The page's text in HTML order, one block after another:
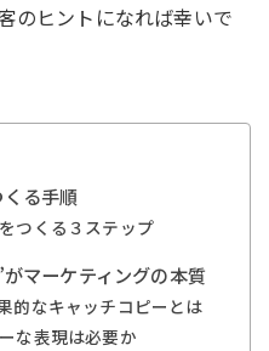
のヒントになれば幸いで
る手順
つくる３ステップ
マーケティングの本質
的なキャッチコピーとは
な表現は必要か